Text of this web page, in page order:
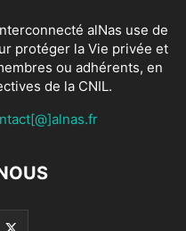
alNas use de
protéger la Vie privée et
ou adhérents, en
de la CNIL.